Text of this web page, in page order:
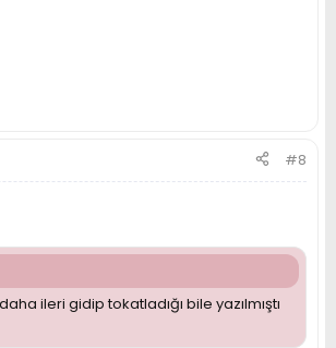
#8
ileri gidip tokatladığı bile yazılmıştı